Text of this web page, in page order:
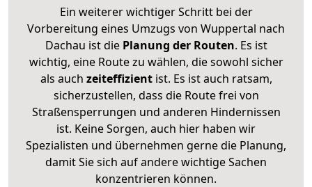
Ein weiterer wichtiger Schritt bei der
Vorbereitung eines Umzugs von Wuppertal nach
Dachau ist diePlanung der Routen. Es ist
wichtig, eine Route zu wählen, die sowohl sicher
als auch zeiteffizientist. Es ist auch ratsam,
sicherzustellen, dass die Route frei von
Straßensperrungen und anderen Hindernissen
ist. Keine Sorgen, auch hier haben wir
Spezialisten und übernehmen gerne die Planung,
damit Sie sich auf andere wichtige Sachen
konzentrieren können.